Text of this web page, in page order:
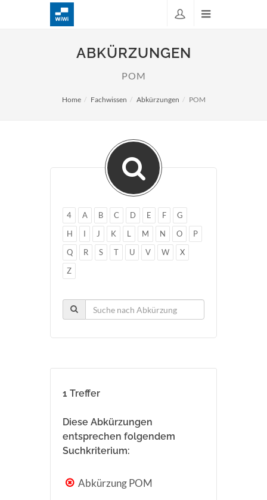
ABKÜRZUNGEN
POM
Home Fachwissen Abkürzungen POM
4 A B C D E F
G
H
I J K L M N O
P
Q
R S T U V W
X
Z
1 Treffer
Diese Abkürzungen
entsprechen folgendem
Suchkriterium:
Abkürzung POM